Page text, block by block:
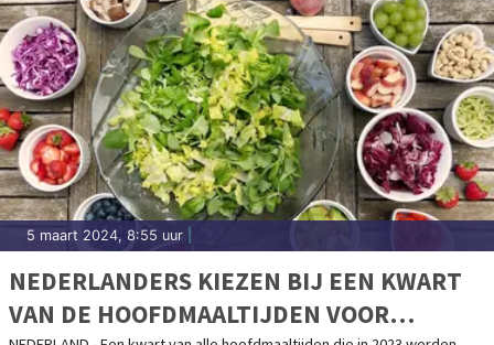
5 maart 2024, 8:55 uur
NEDERLANDERS KIEZEN BIJ EEN KWART
VAN DE HOOFDMAALTIJDEN VOOR